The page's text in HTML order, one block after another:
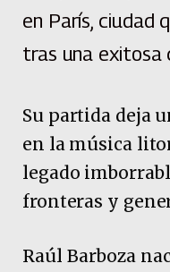
en París, ciudad
tras una exitosa
Su partida deja
en la música
legado
fronteras y
Raúl Barboza